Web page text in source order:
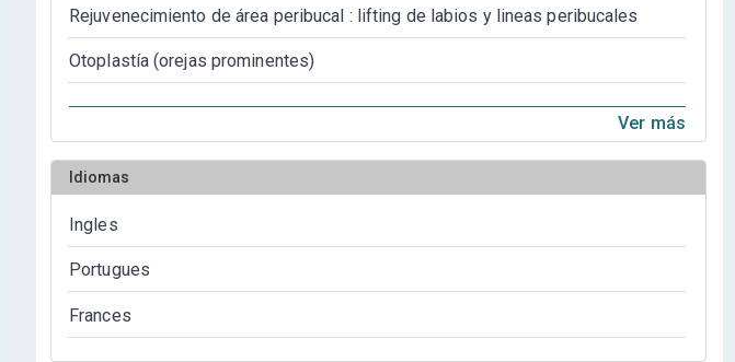
Rejuvenecimiento de área peribucal : lifting de labios y lineas peribucales
Otoplastía (orejas prominentes)
Ver más
Idiomas
Ingles
Portugues
Frances